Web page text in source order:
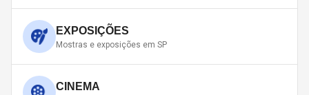
EXPOSIÇÕES
Mostras e exposições em SP
CINEMA